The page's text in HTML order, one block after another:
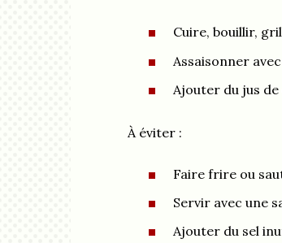
Cuire, bouillir,
Assaisonner
Ajouter du jus
À éviter :
Faire frire ou
Servir avec une
Ajouter du sel